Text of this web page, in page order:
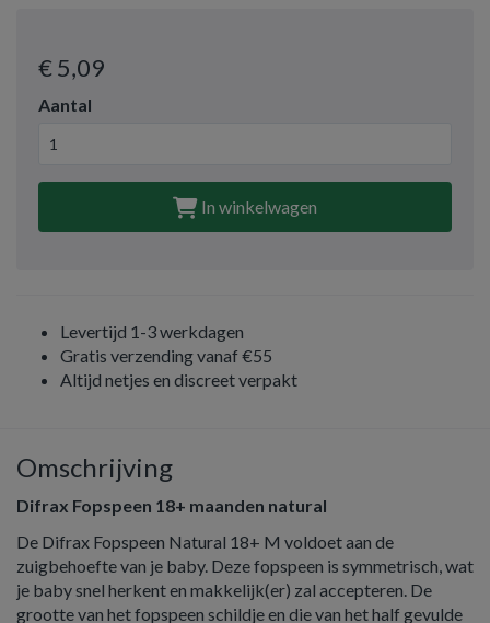
€ 5,09
Aantal
In winkelwagen
Levertijd 1-3 werkdagen
Gratis verzending vanaf €55
Altijd netjes en discreet verpakt
Omschrijving
Difrax Fopspeen 18+ maanden natural
De Difrax Fopspeen Natural 18+ M voldoet aan de
zuigbehoefte van je baby. Deze fopspeen is symmetrisch, wat
je baby snel herkent en makkelijk(er) zal accepteren. De
grootte van het fopspeen schildje en die van het half gevulde